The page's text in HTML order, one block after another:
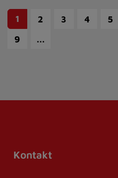
1 2 3 4 5
9
…
Kontakt